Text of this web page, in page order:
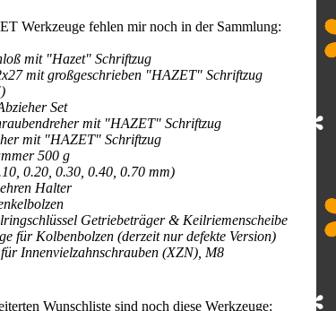
Werkzeuge fehlen mir noch in der Sammlung:
mit "Hazet" Schriftzug
mit großgeschrieben "HAZET" Schriftzug
Set
mit "HAZET" Schriftzug
mit "HAZET" Schriftzug
500 g
0.20, 0.30, 0.40, 0.70 mm)
Halter
Getriebeträger & Keilriemenscheibe
für Kolbenbolzen (derzeit nur defekte Version)
Innenvielzahnschrauben (XZN), M8
Wunschliste sind noch diese Werkzeuge: